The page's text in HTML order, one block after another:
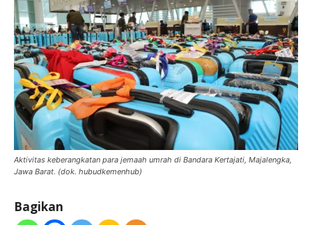
Aktivitas keberangkatan para jemaah umrah di Bandara Kertajati, Majalengka,
Jawa Barat. (dok. hubudkemenhub)
Bagikan